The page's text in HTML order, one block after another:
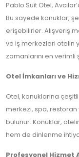
Pablo Suit Otel,
Bu sayede konuklar,
erişebilirler. Alışveriş
ve iş merkezleri otelin
zamanlarını en
Otel İmkanları ve
Otel, konuklarına
merkezi, spa, restoran
bulunur. Konuklar,
hem de dinlenme
Profesyonel Hizmet